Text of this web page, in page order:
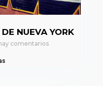
NUEVA YORK
comentarios